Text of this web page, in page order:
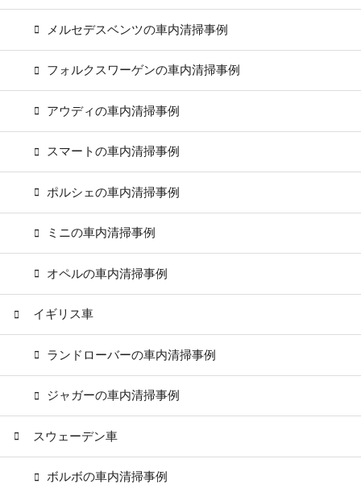
メルセデスベンツの車内清掃事例
フォルクスワーゲンの車内清掃事例
アウディの車内清掃事例
スマートの車内清掃事例
ポルシェの車内清掃事例
ミニの車内清掃事例
オペルの車内清掃事例
イギリス車
ランドローバーの車内清掃事例
ジャガーの車内清掃事例
スウェーデン車
ボルボの車内清掃事例